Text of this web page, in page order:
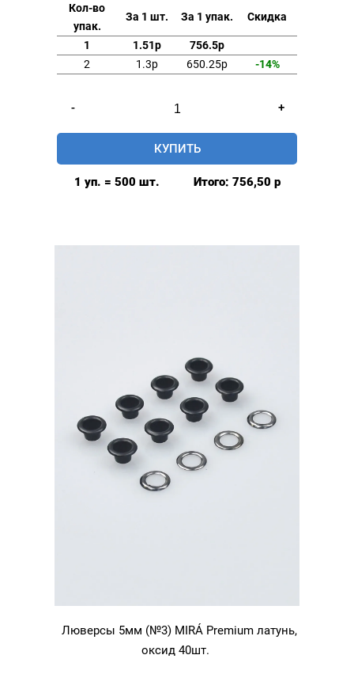
Кол-во
упак.
За 1 шт. За 1 упак. Скидка
1 1.51р
756.5р
2
1.3р 650.25р -14%
-
товара
Люверсы
5мм
+
КУПИТЬ
1 уп. = 500 шт. Итого: 756,50 р
Люверсы 5мм (№3) MIRÁ Premium латунь,
оксид 40шт.